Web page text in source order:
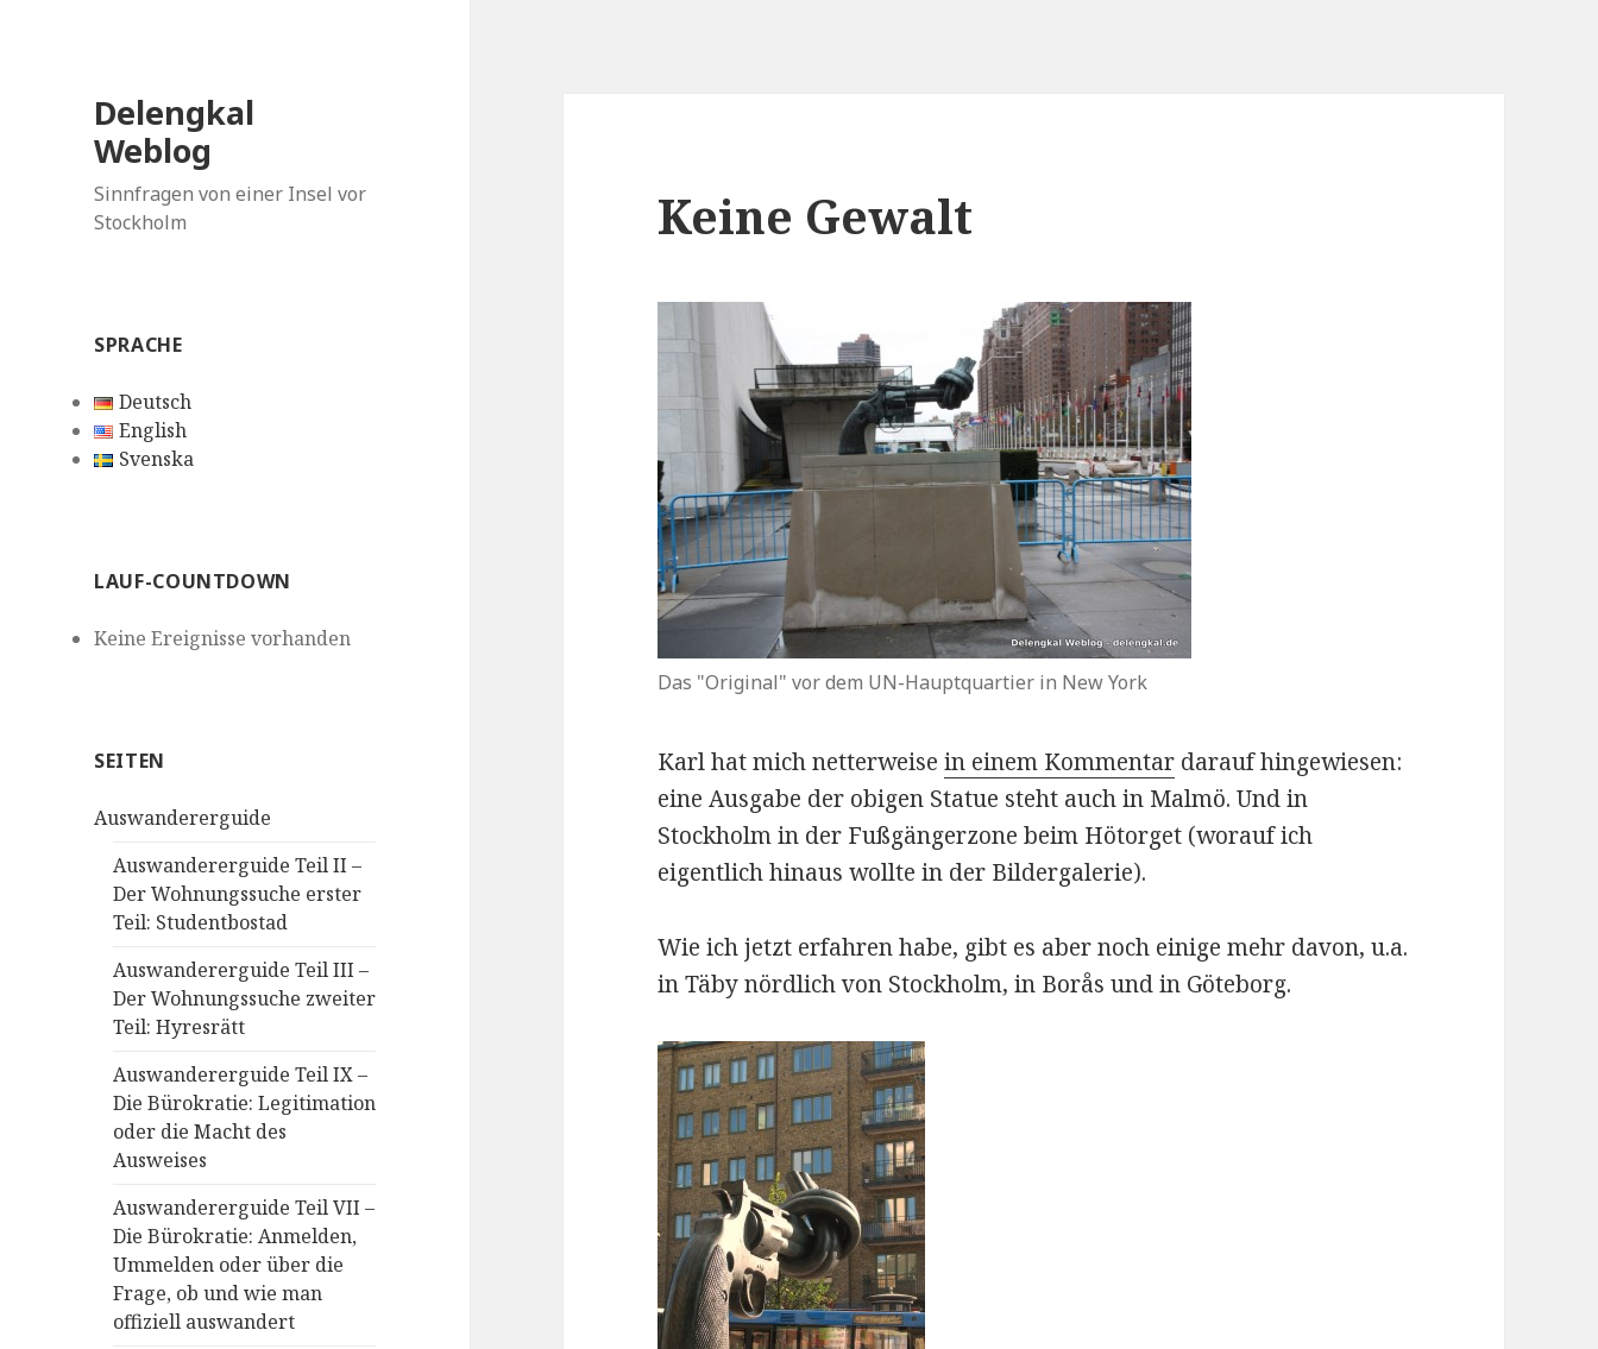
Delengkal
Weblog
Sinnfragen von einer Insel vor
Stockholm
SPRACHE
Deutsch
English
Svenska
LAUF-COUNTDOWN
Keine Ereignisse vorhanden
SEITEN
Auswandererguide
Auswandererguide Teil II –
Der Wohnungssuche erster
Teil: Studentbostad
Auswandererguide Teil III –
Der Wohnungssuche zweiter
Teil: Hyresrätt
Auswandererguide Teil IX –
Die Bürokratie: Legitimation
oder die Macht des
Ausweises
Auswandererguide Teil VII –
Die Bürokratie: Anmelden,
Ummelden oder über die
Frage, ob und wie man
offiziell auswandert
Keine Gewalt
Das "Original" vor dem UN-Hauptquartier in New York
Karl hat mich netterweisein einem Kommentar darauf hingewiesen:
eine Ausgabe der obigen Statue steht auch in Malmö. Und in
Stockholm in der Fußgängerzone beim Hötorget (worauf ich
eigentlich hinaus wollte in der Bildergalerie).
Wie ich jetzt erfahren habe, gibt es aber noch einige mehr davon, u.a.
in Täby nördlich von Stockholm, in Borås und in Göteborg.